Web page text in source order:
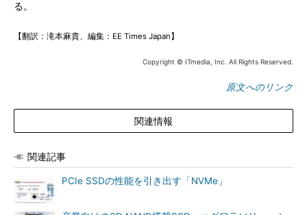
る。
【翻訳：滝本麻貴、編集：EE Times Japan】
Copyright © ITmedia, Inc. All Rights Reserved.
原文へのリンク
関連情報
関連記事
PCIe SSDの性能を引き出す「NVMe」